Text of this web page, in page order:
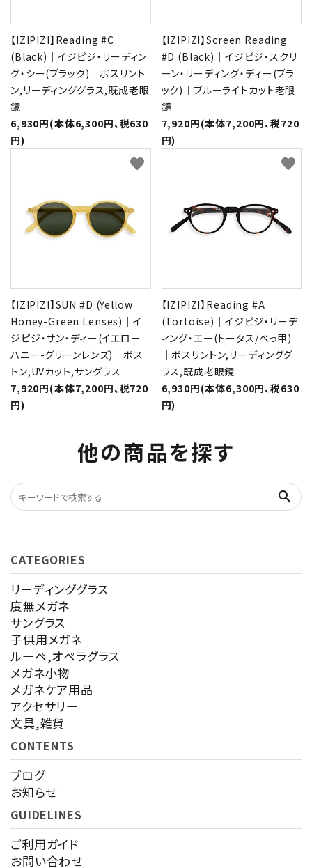
【IZIPIZI】Reading #C
(Black)｜イジピジ・リーディン
グ・シー(ブラック)｜ボスリント
ン,リーディンググラス,既成老眼
鏡
6,930円(本体6,300円、税630
円)
【IZIPIZI】Screen Reading
#D (Black)｜イジピジ・スクリ
ーン・リーディング・ディー(ブラ
ック)｜ブルーライトカット老眼
鏡
7,920円(本体7,200円、税720
円)
【IZIPIZI】SUN #D (Yellow
Honey-Green Lenses)｜イ
ジピジ・サン・ディー(イエロー
ハニー-グリーンレンズ)｜ボス
トン,UVカット,サングラス
7,920円(本体7,200円、税720
円)
favorite
【IZIPIZI】Reading #A
(Tortoise)｜イジピジ・リーデ
ィング・エー(トータス/べっ甲)
｜ボスリントン,リーディンググ
ラス,既成老眼鏡
6,930円(本体6,300円、税630
円)
favorite
他の商品を探す
search
CATEGORIES
リーディンググラス
度無メガネ
サングラス
子供用メガネ
ルーペ,オペラグラス
メガネ小物
メガネケア用品
アクセサリー
文具,雑貨
CONTENTS
ブログ
お知らせ
GUIDELINES
ご利用ガイド
お問い合わせ